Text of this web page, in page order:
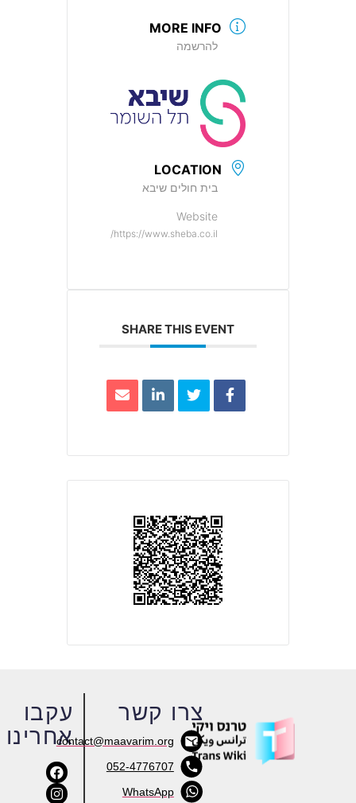
MORE INFO
להרשמה
LOCATION
בית חולים שיבא
Website
https://www.sheba.co.il/
SHARE THIS EVENT
עקבו
אחרינו
צרו קשר
contact@maavarim.org
052-4776707
WhatsApp